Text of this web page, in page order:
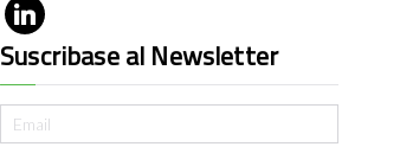
Suscribase al Newsletter